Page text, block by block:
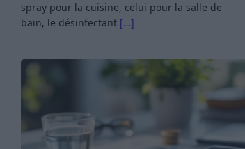
spray pour la cuisine, celui pour la salle de
bain, le désinfectant […]